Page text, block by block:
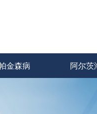
金森病 阿尔茨